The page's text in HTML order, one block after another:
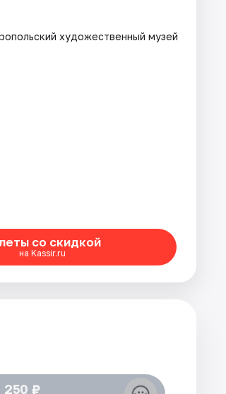
художественный музей
со скидкой
на Kassir.ru
250 ₽